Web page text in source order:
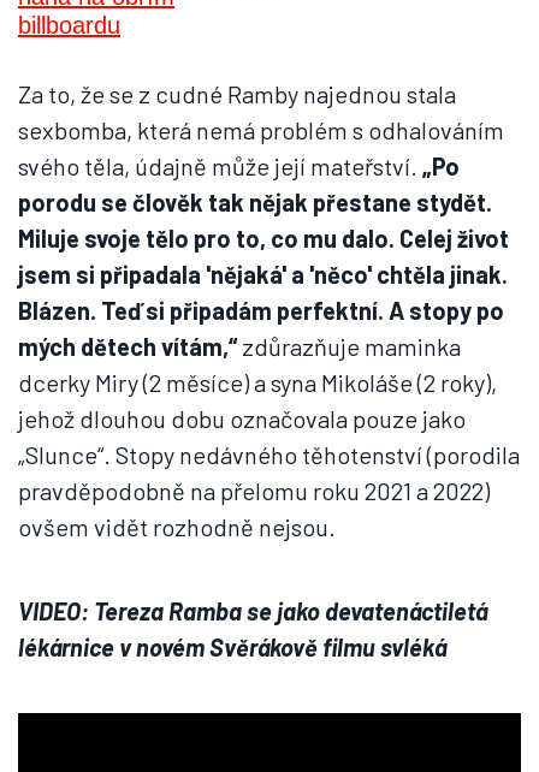
Za to, že se z cudné Ramby najednou stala
sexbomba, která nemá problém s odhalováním
svého těla, údajně může její mateřství. „Po
porodu se člověk tak nějak přestane stydět.
Miluje svoje tělo pro to, co mu dalo. Celej život
jsem si připadala 'nějaká' a 'něco' chtěla jinak.
Blázen. Teď si připadám perfektní. A stopy po
mých dětech vítám,“zdůrazňuje maminka
dcerky Miry (2 měsíce) a syna Mikoláše (2 roky),
jehož dlouhou dobu označovala pouze jako
„Slunce“. Stopy nedávného těhotenství (porodila
pravděpodobně na přelomu roku 2021 a 2022)
ovšem vidět rozhodně nejsou.
VIDEO: Tereza Ramba se jako devatenáctiletá
lékárnice v novém Svěrákově filmu svléká